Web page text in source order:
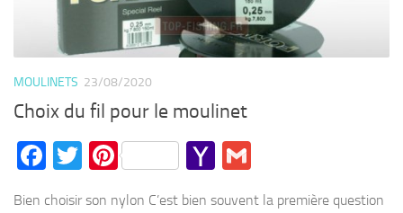
MOULINETS 23/08/2020
Choix du fil pour le moulinet
Facebook
TwitterPinterestYahoo
Bien choisir son nylon C’est bien souvent la première question